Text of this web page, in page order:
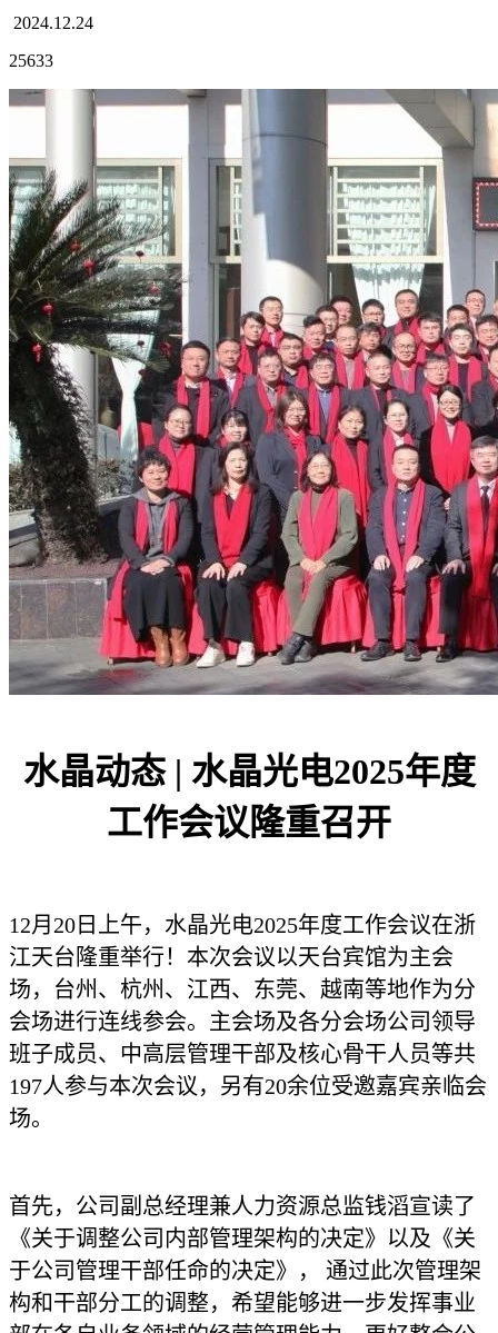
2024.12.24
25633
水晶动态 | 水晶光电2025年度
工作会议隆重召开
12月20日上午，水晶光电2025年度工作会议在浙
江天台隆重举行！本次会议以天台宾馆为主会
场，台州、杭州、江西、东莞、越南等地作为分
会场进行连线参会。主会场及各分会场公司领导
班子成员、中高层管理干部及核心骨干人员等共
197人参与本次会议，另有20余位受邀嘉宾亲临会
场。
首先，公司副总经理兼人力资源总监钱滔宣读了
《关于调整公司内部管理架构的决定》以及《关
于公司管理干部任命的决定》， 通过此次管理架
构和干部分工的调整，希望能够进一步发挥事业